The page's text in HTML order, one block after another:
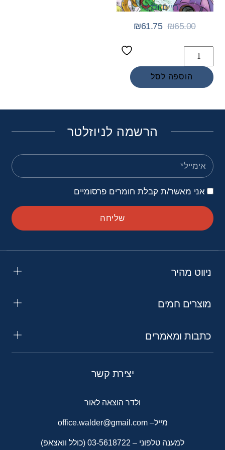
to
wishlist
– חיים ולדר
₪65.00
₪61.75
הוספה לסל
הרשמה לניוזלטר
אני מאשר/ת קבלת חומרים פרסומיים
שליחה
ניווט מהיר
מוצרים חמים
כתבות ומאמרים
יצירת קשר
ולדר הוצאה לאור
מייל–office.walder@gmail.com
למענה טלפוני – (כולל וואצאפ)